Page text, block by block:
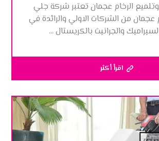
الرخام عجمان تعتبر شركة جلي
عجمان من الشركات الاولي والرائدة في
والجرانيت بالكريستال ...
اقرأ أكثر